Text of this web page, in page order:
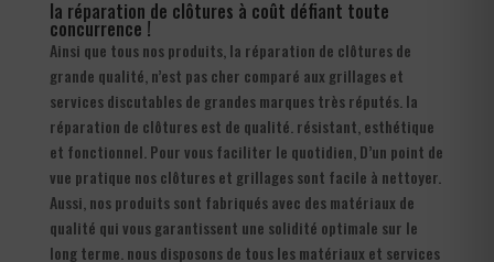
la réparation de clôtures à coût défiant toute
concurrence !
Ainsi que tous nos produits, la réparation de clôtures de
grande qualité, n’est pas cher comparé aux grillages et
services discutables de grandes marques très réputés. la
réparation de clôtures est de qualité. résistant, esthétique
et fonctionnel. Pour vous faciliter le quotidien, D’un point de
vue pratique nos clôtures et grillages sont facile à nettoyer.
Aussi, nos produits sont fabriqués avec des matériaux de
qualité qui vous garantissent une solidité optimale sur le
long terme. nous disposons de tous les matériaux et services